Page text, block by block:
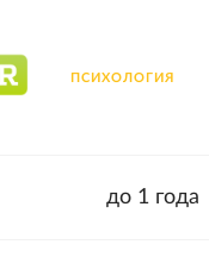
ПСИХОЛОГИЯ
до 1 года